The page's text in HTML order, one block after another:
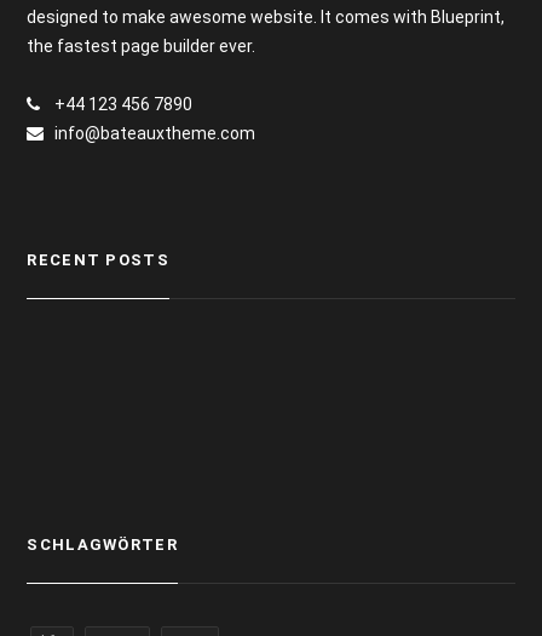
designed to make awesome website. It comes with Blueprint,
the fastest page builder ever.
+44 123 456 7890
info@bateauxtheme.com
RECENT POSTS
SCHLAGWÖRTER